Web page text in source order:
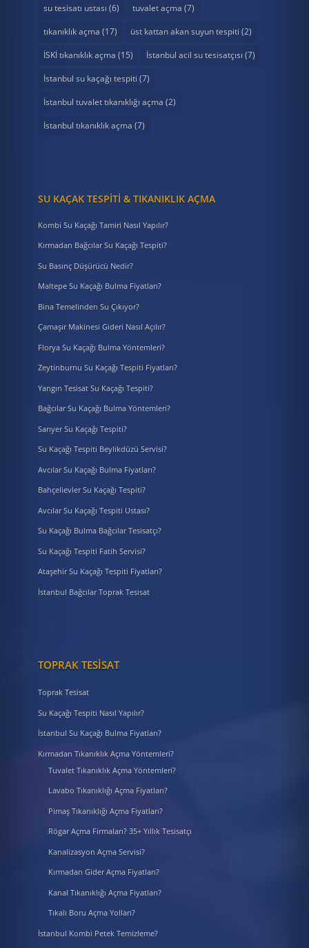
su tesisatı ustası (6) tuvalet açma (7)
tıkanıklık açma (17) üst kattan akan suyun tespiti (2)
İSKİ tıkanıklık açma (15) İstanbul acil su tesisatçısı (7)
İstanbul su kaçağı tespiti (7)
İstanbul tuvalet tıkanıklığı açma (2)
İstanbul tıkanıklık açma (7)
SU KAÇAK TESPITI & TIKANIKLIK AÇMA
Kombi Su Kaçağı Tamiri Nasıl Yapılır?
Kırmadan Bağcılar Su Kaçağı Tespiti?
Su Basınç Düşürücü Nedir?
Maltepe Su Kaçağı Bulma Fiyatları?
Bina Temelinden Su Çıkıyor?
Çamaşır Makinesi Gideri Nasıl Açılır?
Florya Su Kaçağı Bulma Yöntemleri?
Zeytinburnu Su Kaçağı Tespiti Fiyatları?
Yangın Tesisat Su Kaçağı Tespiti?
Bağcılar Su Kaçağı Bulma Yöntemleri?
Sarıyer Su Kaçağı Tespiti?
Su Kaçağı Tespiti Beylikdüzü Servisi?
Avcılar Su Kaçağı Bulma Fiyatları?
Bahçelievler Su Kaçağı Tespiti?
Avcılar Su Kaçağı Tespiti Ustası?
Su Kaçağı Bulma Bağcılar Tesisatçı?
Su Kaçağı Tespiti Fatih Servisi?
Ataşehir Su Kaçağı Tespiti Fiyatları?
İstanbul Bağcılar Toprak Tesisat
TOPRAK TESISAT
Toprak Tesisat
Su Kaçağı Tespiti Nasıl Yapılır?
İstanbul Su Kaçağı Bulma Fiyatları?
Kırmadan Tıkanıklık Açma Yöntemleri?
Tuvalet Tıkanıklık Açma Yöntemleri?
Lavabo Tıkanıklığı Açma Fiyatları?
Pimaş Tıkanıklığı Açma Fiyatları?
Rögar Açma Firmaları? 35+ Yıllık Tesisatçı
Kanalizasyon Açma Servisi?
Kırmadan Gider Açma Fiyatları?
Kanal Tıkanıklığı Açma Fiyatları?
Tıkalı Boru Açma Yolları?
İstanbul Kombi Petek Temizleme?